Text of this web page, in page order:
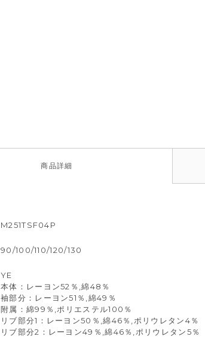
商品詳細
M251TSF04P
90/100/110/120/130
YE
本体：レーヨン52％,綿48％
袖部分：レーヨン51％,綿49％
附属：綿99％,ポリエステル100％
リブ部分1：レーヨン50％,綿46％,ポリウレタン4％
リブ部分2：レーヨン49％,綿46％,ポリウレタン5％